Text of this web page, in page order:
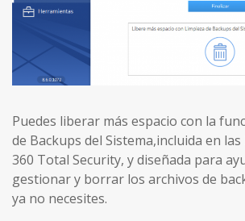
Puedes liberar más espacio con la
de Backups del Sistema,incluida en
360 Total Security, y diseñada para
gestionar y borrar los archivos de
ya no necesites.